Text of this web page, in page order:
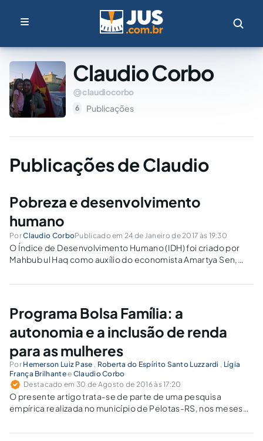
Claudio Corbo
claudiocorbo
6 Publicações
Publicações de Claudio
Pobreza e desenvolvimento
humano
PorClaudio CorboPublicado em 24 de Janeiro de 2017 às 19:30
O Índice de Desenvolvimento Humano (IDH) foi criado por
Mahbub ul Haq como auxílio do economista Amartya Sen,
pretende ser uma medida geral, sintética, do
Programa Bolsa Família: a
autonomia e a inclusão de renda
para as mulheres
Por Hemerson Luiz Pase , Roberta do Espírito Santo Luzzardi , Lígia
França Brilhantee Claudio Corbo
Destacado em 30 de Agosto de 2016 às 17:20
O presente artigo trata-se de parte de uma pesquisa
empírica realizada no município de Pelotas-RS, nos meses
a influência do Programa Bolsa Família no papel das